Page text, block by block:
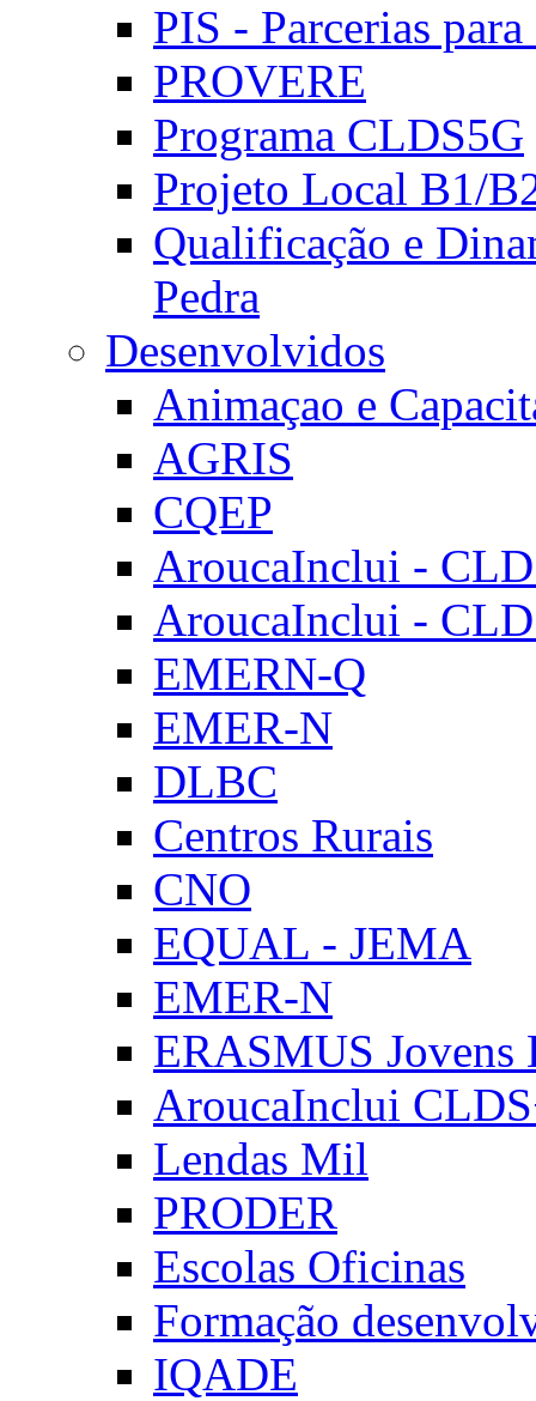
PIS - Parcerias
PROVERE
Programa CLDS5G
Projeto Local B1/
Qualificação e
Pedra
Desenvolvidos
Animaçao e
AGRIS
CQEP
AroucaInclui -
AroucaInclui -
EMERN-Q
EMER-N
DLBC
Centros Rurais
CNO
EQUAL - JEMA
EMER-N
ERASMUS Jovens
AroucaInclui
Lendas Mil
PRODER
Escolas Oficinas
Formação
IQADE